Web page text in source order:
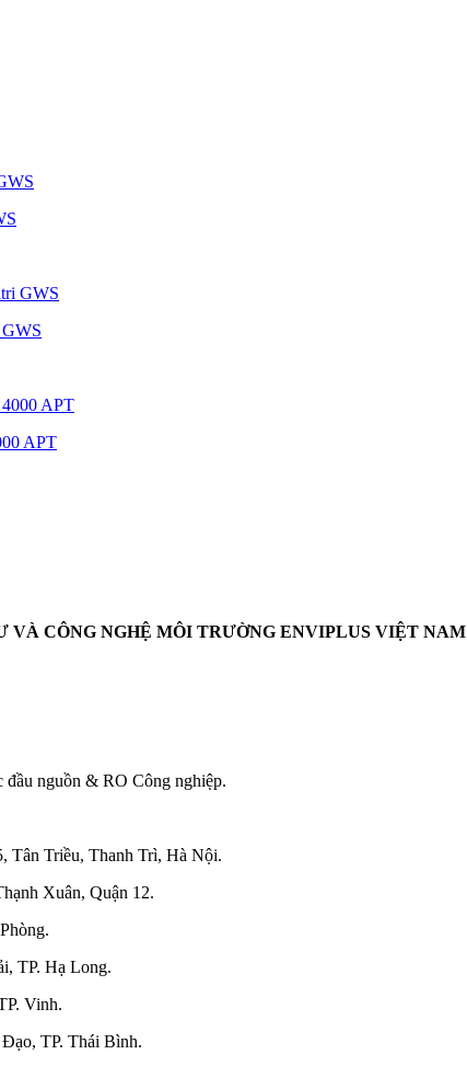
APT
VÀ CÔNG NGHỆ MÔI TRƯỜNG ENVIPLUS VIỆT NAM
đầu nguồn & RO Công nghiệp.
Triều, Thanh Trì, Hà Nội.
Xuân, Quận 12.
TP. Hạ Long.
Vinh.
TP. Thái Bình.